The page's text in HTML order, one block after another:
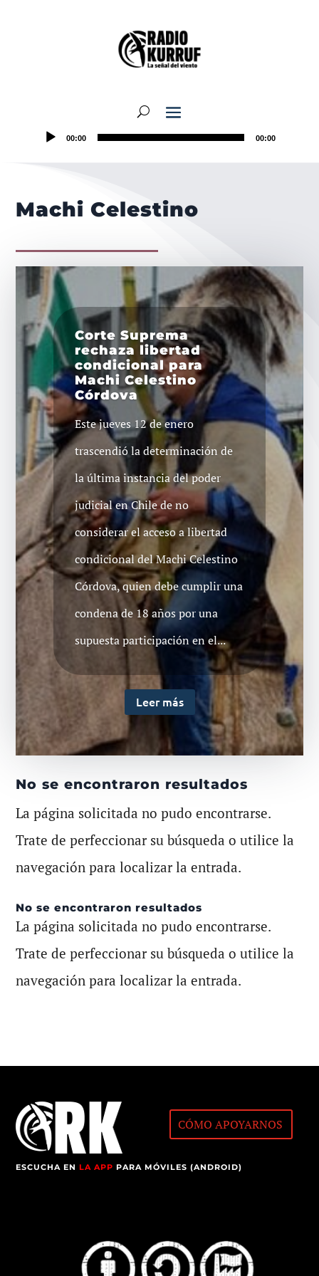
00:00 00:00
Machi Celestino
Corte Suprema
rechaza libertad
condicional para
Machi Celestino
Córdova
Este jueves 12 de enero
trascendió la determinación de
la última instancia del poder
judicial en Chile de no
considerar el acceso a libertad
condicional del Machi Celestino
Córdova, quien debe cumplir una
condena de 18 años por una
supuesta participación en el...
Leer más
No se encontraron resultados
La página solicitada no pudo encontrarse.
Trate de perfeccionar su búsqueda o utilice la
navegación para localizar la entrada.
No se encontraron resultados
La página solicitada no pudo encontrarse.
Trate de perfeccionar su búsqueda o utilice la
navegación para localizar la entrada.
CÓMO APOYARNOS
ESCUCHA ENLA APP PARA MÓVILES (ANDROID)